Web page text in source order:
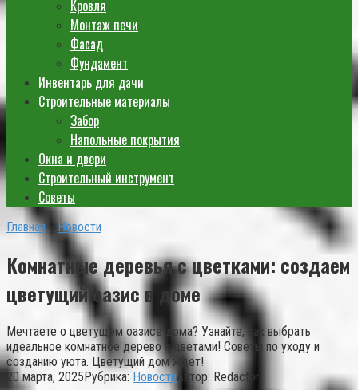
Кровля
Монтаж печи
Фасад
Фундамент
Инвентарь для дачи
Строительные материалы
Забор
Напольные покрытия
Окна и двери
Строительный инструмент
Советы
Главная Новости
Комнатные деревья с цветками: создаем
цветущий оазис в доме
Мечтаете о цветущем оазисе дома? Узнайте, как выбрать
идеальное комнатное дерево с цветами! Советы по уходу и
созданию уюта. Цветущий дом ждет!
20 марта, 2025Рубрика: НовостиАвтор: Redactor